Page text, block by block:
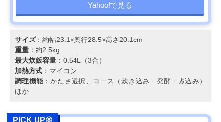
Yahoo!で見る
サイズ：約幅23.1×奥行28.5×高さ20.1cm
重量 ：約2.5kg
最大炊飯容量 ：0.54L（3合）
加熱方式 ：マイコン
調理機能：かたさ選択、コース（炊き込み・発酵・煮込み）
ほか
PICK UP⑧